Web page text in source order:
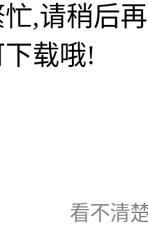
,请稍后
载哦!
看不清